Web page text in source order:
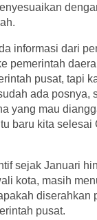
informasi dari
pemerintah
pusat, tapi
ada posnya,
yang mau
baru kita selesai
sejak Januari
kota, masih
diserahkan
pusat.